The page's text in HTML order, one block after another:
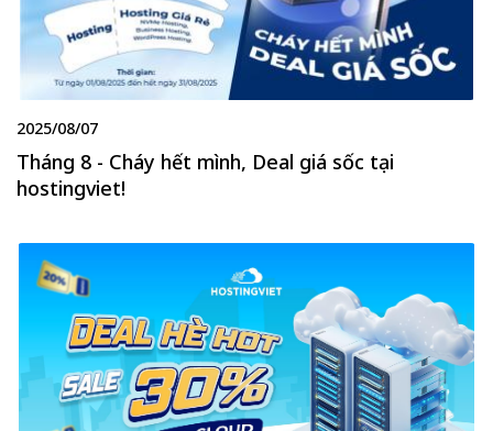
2025/08/07
Tháng 8 - Cháy hết mình, Deal giá sốc tại
hostingviet!